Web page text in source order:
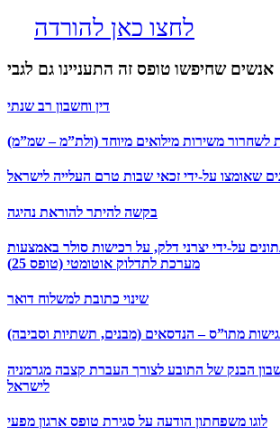
לחצו כאן להורדה
אנשים שחיפשו טופס זה התעניינו גם לגבי
דין וחשבון רב שנתי
לשחרור משירות מילואים מיוחד (ולת”מ – שמ”מ)
שאומצו על-ידי זכאי שבות טרם העלייה לישראל
בקשה להיתר להוראת נהיגה
על-ידי יצרני דלק, על רכישות סולר באמצעות
מערכת לתדלוק אוטומטי (טופס 25)
שינוי כתובת למשלוח דואר
מתו”ס – הנדסאים (מבנים, תשתיות וסביבה)
הבנק של התובע לצורך העברת קצבה מגרמניה
לישראל
לוגו משפחתון הודעה על סגירת טופס ארגון מפעי